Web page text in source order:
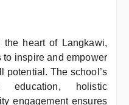
heart of Langkawi,
to inspire and empower
potential. The school’s
education, holistic
engagement ensures